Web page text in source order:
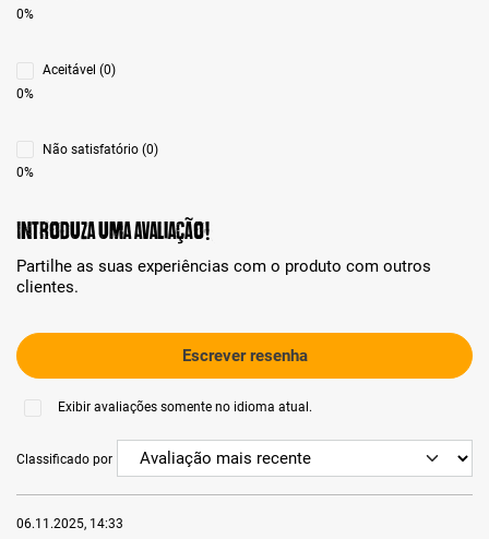
0%
Aceitável (0)
0%
Não satisfatório (0)
0%
Introduza uma avaliação!
Partilhe as suas experiências com o produto com outros
clientes.
Escrever resenha
Exibir avaliações somente no idioma atual.
Classificado por
06.11.2025, 14:33